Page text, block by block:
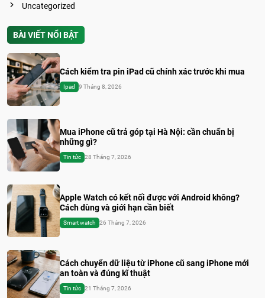
Uncategorized
BÀI VIẾT NỔI BẬT
Cách kiểm tra pin iPad cũ chính xác trước khi mua
Ipad 9 Tháng 8, 2026
Mua iPhone cũ trả góp tại Hà Nội: cần chuẩn bị
những gì?
Tin tức 28 Tháng 7, 2026
Apple Watch có kết nối được với Android không?
Cách dùng và giới hạn cần biết
Smart watch 26 Tháng 7, 2026
Cách chuyển dữ liệu từ iPhone cũ sang iPhone mới
an toàn và đúng kĩ thuật
Tin tức 21 Tháng 7, 2026